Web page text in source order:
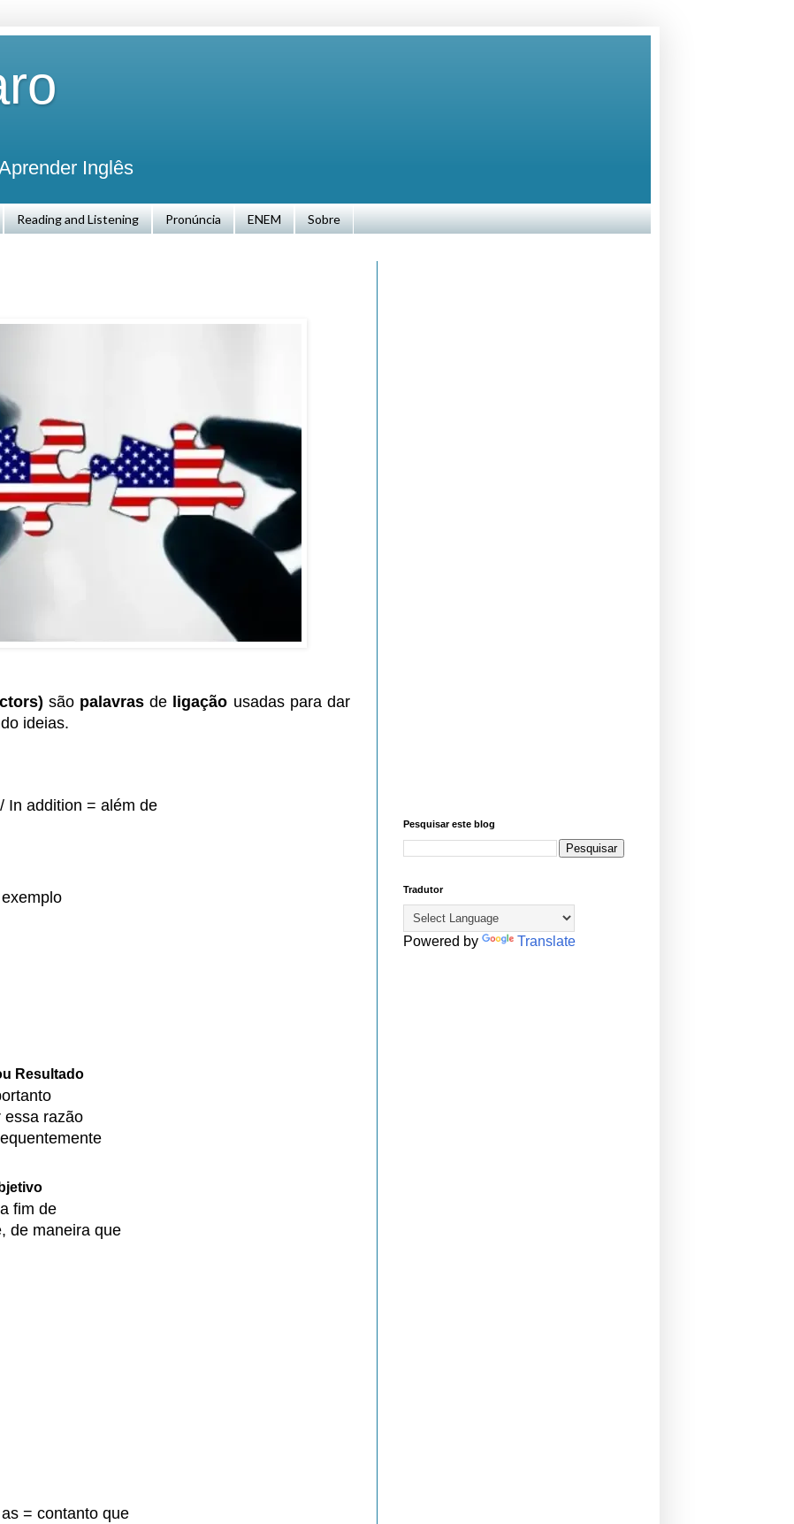
Inglês
Reading and Listening Pronúncia ENEM Sobre
são palavras de ligação usadas para dar
ideias.
In addition = além de
Resultado
essa razão
fim de
de maneira que
= contanto que
Pesquisar este blog
Tradutor
Powered by Translate